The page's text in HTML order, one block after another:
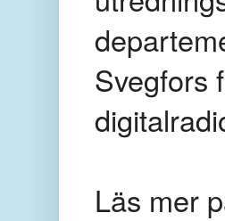
Svegfors
Läs mer